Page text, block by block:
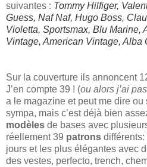
suivantes : Tommy Hilfiger,
Guess, Naf Naf, Hugo Boss,
Violetta, Sportsmax, Blu Marine,
Vintage, American Vintage, Alba
Sur la couverture ils annoncent
J’en compte 39 ! (ou alors j’ai
a le magazine et peut me dire
sympa, mais c’est déjà bien
modèles de bases avec
réellement 39 patrons
jours et les plus élégantes avec
des vestes, perfecto, trench,